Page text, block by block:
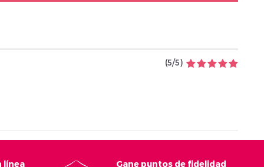
(5/5)
línea Gane puntos de fidelidad